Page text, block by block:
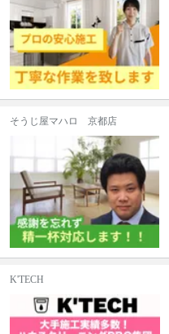
そうじ屋マハロ 京都店
K'TECH